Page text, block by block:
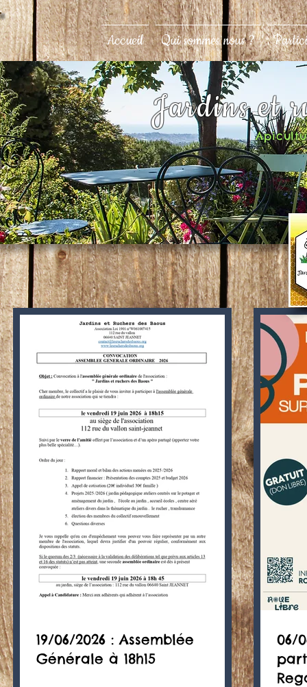
19/06/2026 : Assemblée
Générale à 18h15
06/
Accueil Qui sommes nous ?
Jardins et